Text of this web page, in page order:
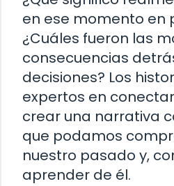
en ese momento en
¿Cuáles fueron las
consecuencias
decisiones? Los
expertos en
crear una narrativa
que podamos
nuestro pasado y,
aprender de él.